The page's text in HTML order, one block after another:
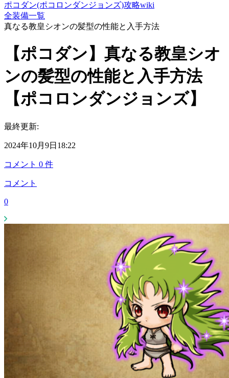
ポコダン(ポコロンダンジョンズ)攻略wiki
全装備一覧
真なる教皇シオンの髪型の性能と入手方法
【ポコダン】真なる教皇シオ
ンの髪型の性能と入手方法
【ポコロンダンジョンズ】
最終更新:
2024年10月9日18:22
コメント 0 件
コメント
0